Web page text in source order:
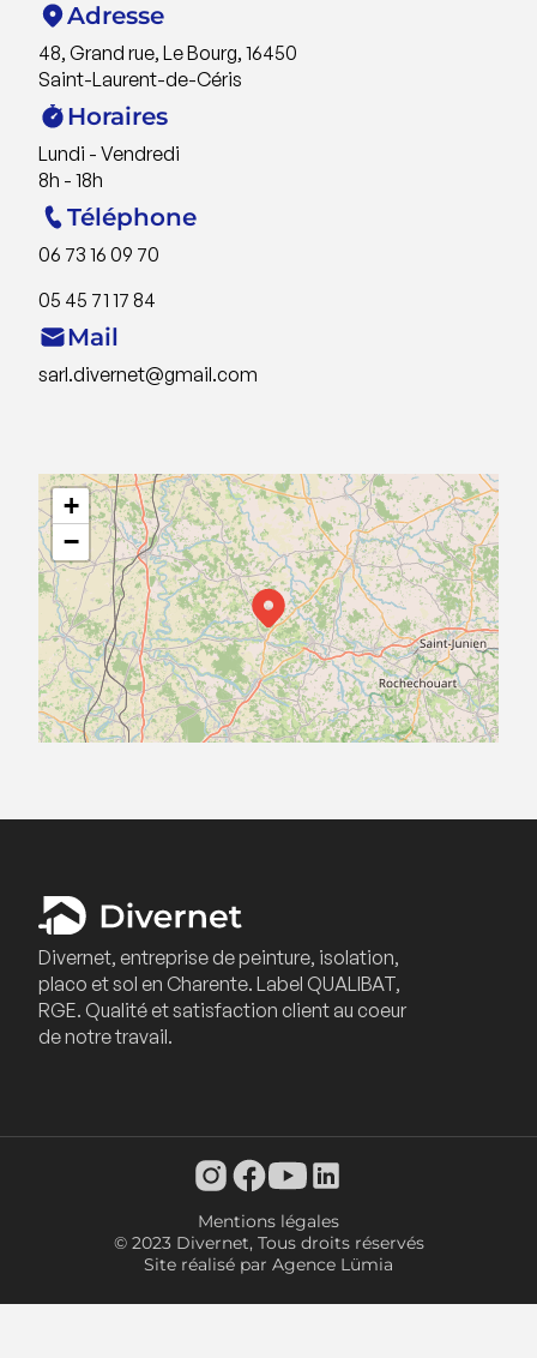
Adresse
48, Grand rue, Le Bourg, 16450
Saint-Laurent-de-Céris
Horaires
Lundi - Vendredi
8h - 18h
Téléphone
06 73 16 09 70
05 45 71 17 84
Mail
sarl.divernet@gmail.com
+
−
Divernet, entreprise de peinture, isolation,
placo et sol en Charente. Label QUALIBAT,
RGE. Qualité et satisfaction client au coeur
de notre travail.
Mentions légales
© 2023 Divernet, Tous droits réservés
Site réalisé par Agence Lümia